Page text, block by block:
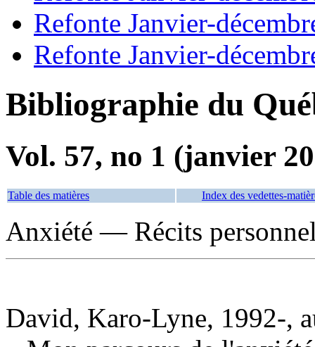
Refonte Janvier-
Refonte Janvier-
Bibliographie du
Vol. 57, no 1 (janvier
Table des matières Index des vedettes-
Anxiété — Récits
David, Karo-Lyne, 1992-,